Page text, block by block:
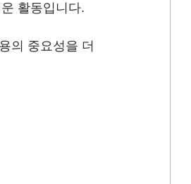
활동입니다.
의 중요성을 더